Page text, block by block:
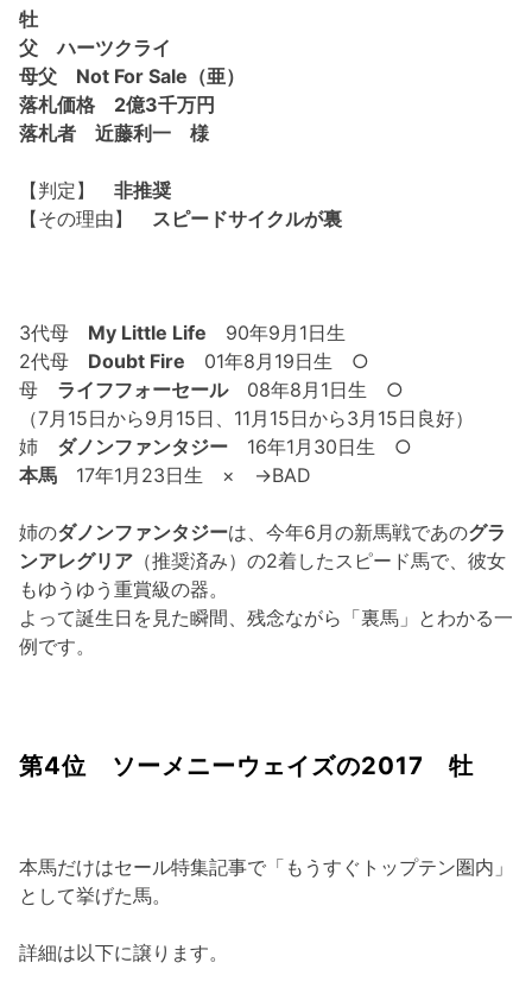
牡
父 ハーツクライ
母父 Not For Sale（亜）
落札価格 2億3千万円
落札者 近藤利一 様
【判定】 非推奨
【その理由】 スピードサイクルが裏
3代母 My Little Life 90年9月1日生
2代母 Doubt Fire 01年8月19日生 ○
母 ライフフォーセール08年8月1日生 ○
（7月15日から9月15日、11月15日から3月15日良好）
姉 ダノンファンタジー 16年1月30日生 ○
本馬 17年1月23日生 × →BAD
姉のダノンファンタジーは、今年6月の新馬戦であのグラ
ンアレグリア （推奨済み）の2着したスピード馬で、彼女
もゆうゆう重賞級の器。
よって誕生日を見た瞬間、残念ながら「裏馬」とわかる一
例です。
第4位 ソーメニーウェイズの2017 牡
本馬だけはセール特集記事で「もうすぐトップテン圏内」
として挙げた馬。
詳細は以下に譲ります。